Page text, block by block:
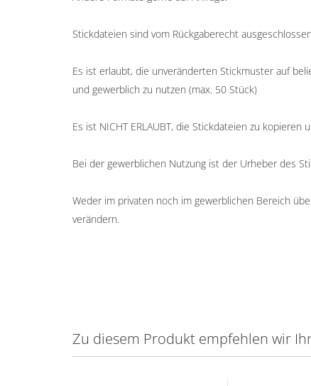
Stickdateien sind vom Rückgaberecht
Es ist erlaubt, die unveränderten Stickmuster auf
und gewerblich zu nutzen (max. 50 Stück)
Es ist NICHT ERLAUBT, die Stickdateien zu kopieren
Bei der gewerblichen Nutzung ist der Urheber des
Weder im privaten noch im gewerblichen Bereich
verändern.
Zu diesem Produkt empfehlen wir